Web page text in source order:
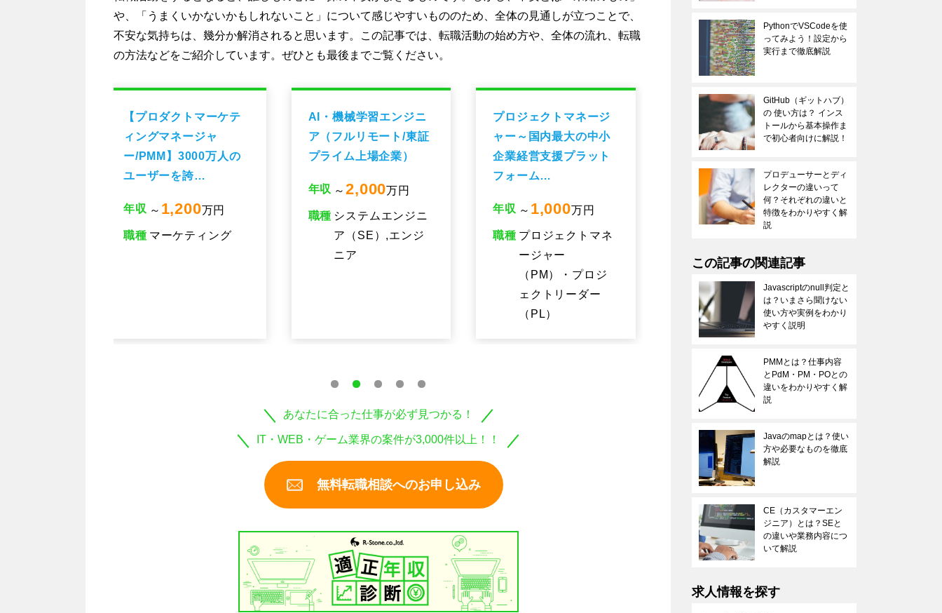
や、「うまくいかないかもしれないこと」について感じやすいもののため、全体の見通しが立つことで、
不安な気持ちは、幾分か解消されると思います。この記事では、転職活動の始め方や、全体の流れ、転職
の方法などをご紹介しています。ぜひとも最後までご覧ください。
AI・機械学習エンジニ
ア（フルリモート/東証
プライム上場企業）
職種 システムエンジニ
ア（SE）,エンジ
プロジェクトマネージ
ャー～国内最大の中小
企業経営支援プラット
年収 ～ 1,000万円
プロジェクトマネ
ージャー
データプラットフォー
ムエンジニア（日本全
国からフルリモート勤
務可）
年収 ～ 790万円
職種 データベースエン
ジニア,エンジニア
SaaS事業
（Securate）の戦略遂
～1,400 万円
ージャー
ェクトリーダー
（PL）
あなたに合った仕事が必ず見つかる！
IT・WEB・ゲーム業界の案件が3,000件以上！！
無料転職相談へのお申し込み
PythonでVSCodeを使
ってみよう！設定から
実行まで徹底解説
GitHub（ギットハブ）
の 使い方は？ インス
トールから基本操作ま
で初心者向けに解説！
プロデューサーとディ
レクターの違いって
何？それぞれの違いと
特徴をわかりやすく解
説
この記事の関連記事
Javascriptのnull判定と
は？いまさら聞けない
使い方や実例をわかり
やすく説明
PMMとは？仕事内容
とPdM・PM・POとの
違いをわかりやすく解
説
Javaのmapとは？使い
方や必要なものを徹底
解説
CE（カスタマーエン
ジニア）とは？SEと
の違いや業務内容につ
いて解説
求人情報を探す